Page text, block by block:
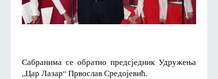
Сабранима се обратио предсједник Удружења
„Цар Лазар“ Првослав Средојевић.